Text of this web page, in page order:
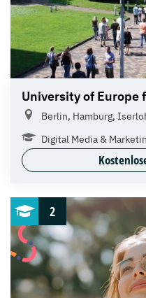
University of Europe
Berlin, Hamburg,
Digital Media &
2